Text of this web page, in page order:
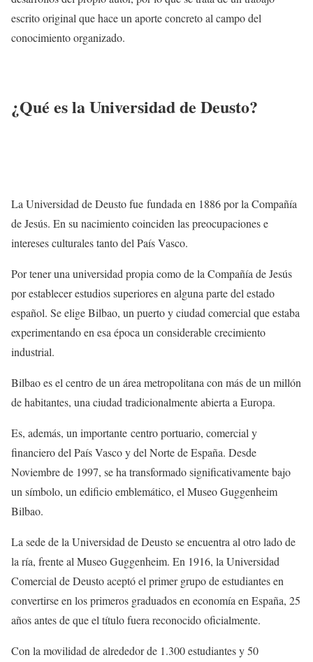
escrito original que hace un aporte concreto al campo del
conocimiento organizado.
¿Qué es la Universidad de Deusto?
La Universidad de Deusto fue fundada en 1886 por la Compañía
de Jesús. En su nacimiento coinciden las preocupaciones e
intereses culturales tanto del País Vasco.
Por tener una universidad propia como de la Compañía de Jesús
por establecer estudios superiores en alguna parte del estado
español. Se elige Bilbao, un puerto y ciudad comercial que estaba
experimentando en esa época un considerable crecimiento
industrial.
Bilbao es el centro de un área metropolitana con más de un millón
de habitantes, una ciudad tradicionalmente abierta a Europa.
Es, además, un importante centro portuario, comercial y
financiero del País Vasco y del Norte de España. Desde
Noviembre de 1997, se ha transformado significativamente bajo
un símbolo, un edificio emblemático, el Museo Guggenheim
Bilbao.
La sede de la Universidad de Deusto se encuentra al otro lado de
la ría, frente al Museo Guggenheim. En 1916, la Universidad
Comercial de Deusto aceptó el primer grupo de estudiantes en
convertirse en los primeros graduados en economía en España, 25
años antes de que el título fuera reconocido oficialmente.
Con la movilidad de alrededor de 1.300 estudiantes y 50